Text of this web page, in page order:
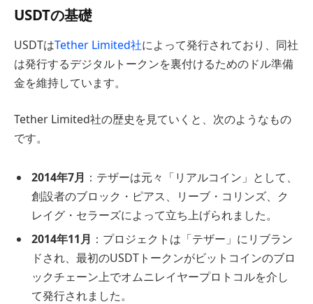
USDTの基礎
USDTはTether Limited社によって発行されており、同社
は発行するデジタルトークンを裏付けるためのドル準備
金を維持しています。
Tether Limited社の歴史を見ていくと、次のようなもの
です。
2014年7月 ：テザーは元々「リアルコイン」として、
創設者のブロック・ピアス、リーブ・コリンズ、ク
レイグ・セラーズによって立ち上げられました。
2014年11月 ：プロジェクトは「テザー」にリブラン
ドされ、最初のUSDTトークンがビットコインのブロ
ックチェーン上でオムニレイヤープロトコルを介し
て発行されました。